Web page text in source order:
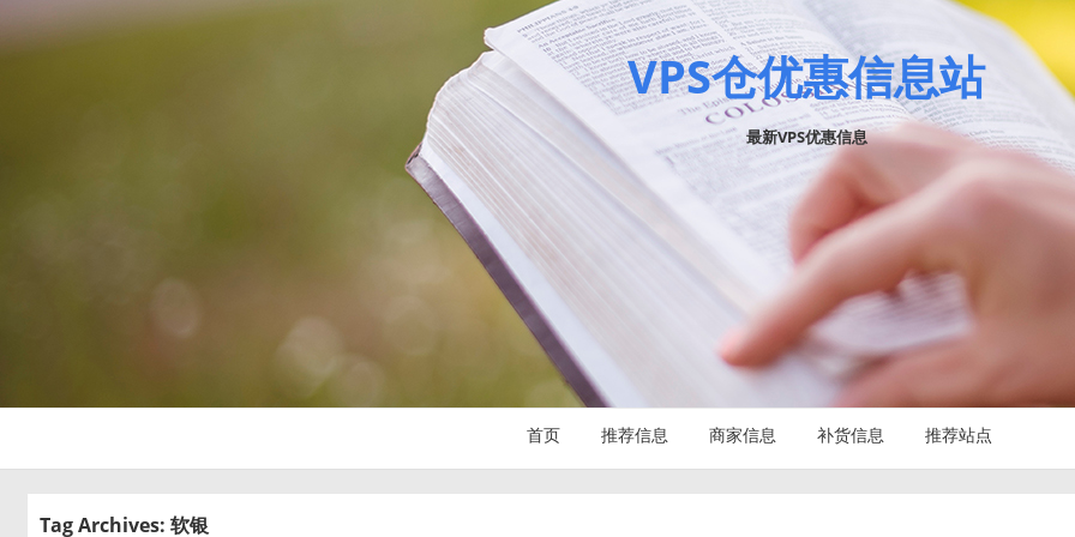
VPS仓优惠信息站
最新VPS优惠信息
首页 推荐信息 商家信息 补货信息 推荐站点
Tag Archives: 软银